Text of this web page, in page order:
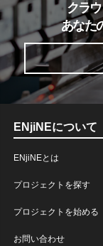
クラ
あなた
ENjiNEについて
ENjiNEとは
プロジェクトを探す
プロジェクトを始める
お問い合わせ